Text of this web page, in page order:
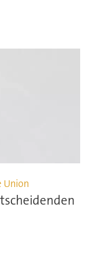
Union